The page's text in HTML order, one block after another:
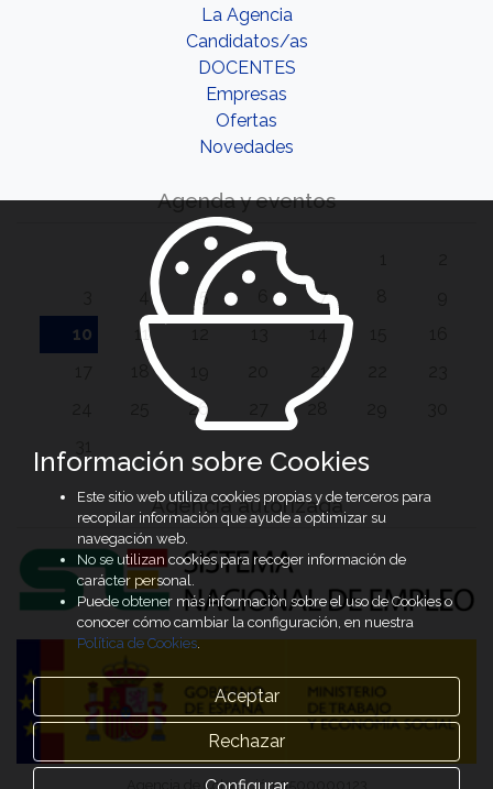
La Agencia
Candidatos/as
DOCENTES
Empresas
Ofertas
Novedades
Agenda y eventos
5 7
10
11
21
26 28
Agencia autorizada
Agencia de Colocación 0500000123
Información sobre Cookies
Este sitio web utiliza cookies propias y de terceros para
recopilar información que ayude a optimizar su
navegación web.
No se utilizan cookies para recoger información de
carácter personal.
Puede obtener más información sobre el uso de Cookies o
conocer cómo cambiar la configuración, en nuestra
Política de Cookies.
Aceptar
Rechazar